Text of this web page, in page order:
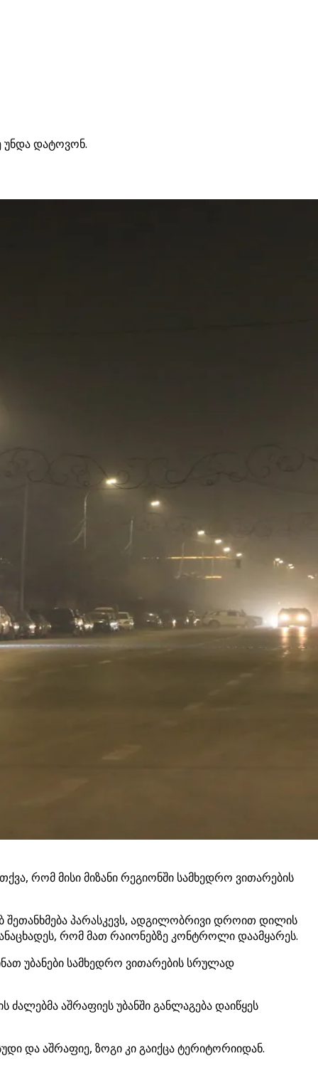
უნდა დატოვონ.
რომ მისი მიზანი რეგიონში სამხედრო ვითარების
შეთანხმება პარასკევს, ადგილობრივი დროით დილის
რომ მათ რაიონებზე კონტროლი დაამყარეს.
უბანები სამხედრო ვითარების სრულად
ძალებმა აშრაფიეს უბანში განლაგება დაიწყეს
და აშრაფიე, ზოგი კი გაიქცა ტერიტორიიდან.